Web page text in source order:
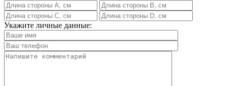
Укажите личные данные: